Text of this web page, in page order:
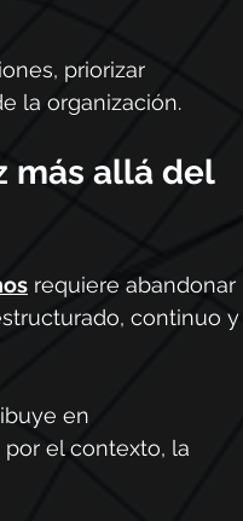
priorizar
la organización.
más allá del
requiere abandonar
continuo y
en
el contexto, la